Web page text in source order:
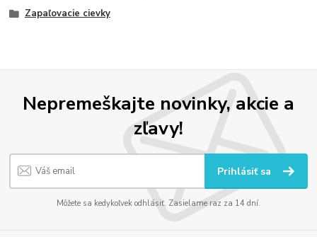
Zapaľovacie cievky
Nepremeškajte novinky, akcie a
zľavy!
Prihlásiť sa
Môžete sa kedykoľvek odhlásiť. Zasielame raz za 14 dní.